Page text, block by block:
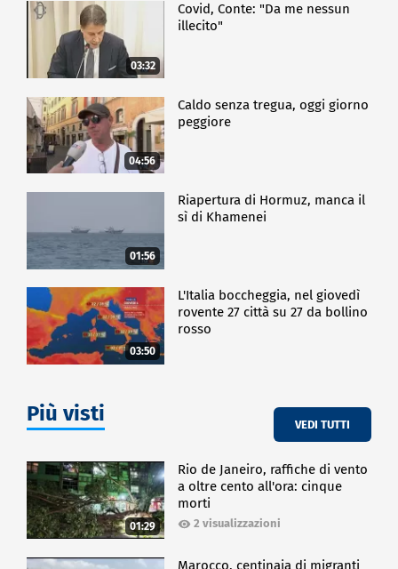
03:32
Covid, Conte: "Da me nessun
illecito"
04:56
Caldo senza tregua, oggi giorno
peggiore
01:56
Riapertura di Hormuz, manca il
sì di Khamenei
03:50
L'Italia boccheggia, nel giovedì
rovente 27 città su 27 da bollino
rosso
Più visti VEDI TUTTI
01:29
Rio de Janeiro, raffiche di vento
a oltre cento all'ora: cinque
morti
2 visualizzazioni
Marocco, centinaia di migranti